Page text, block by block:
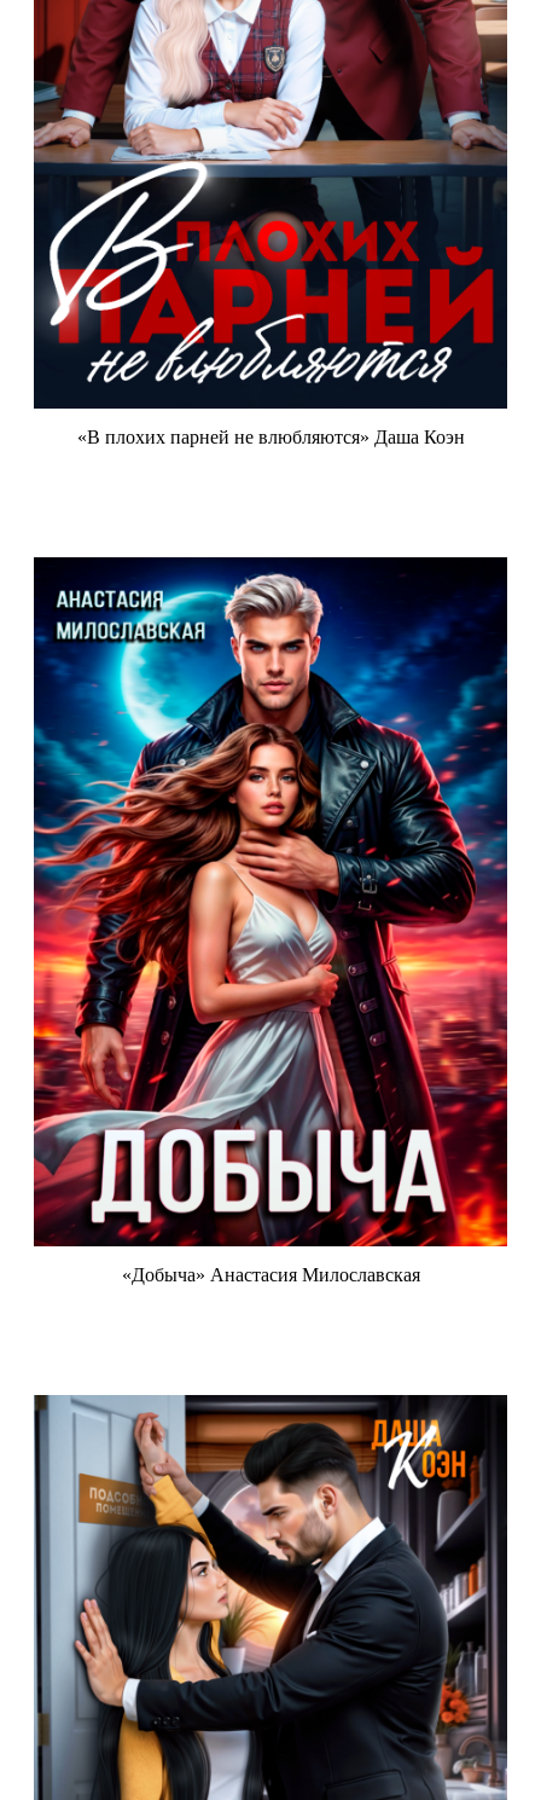
«В плохих парней не влюбляются» Даша Коэн
«Добыча» Анастасия Милославская